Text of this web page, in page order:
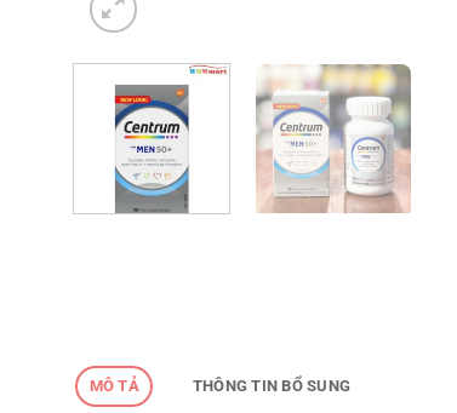
MÔ TẢ THÔNG TIN BỔ SUNG